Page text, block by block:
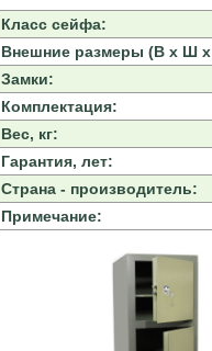
Класс сейфа:
Внешние размеры (В х Ш
Замки:
Комплектация:
Вес, кг:
Гарантия, лет:
Страна - производитель:
Примечание: